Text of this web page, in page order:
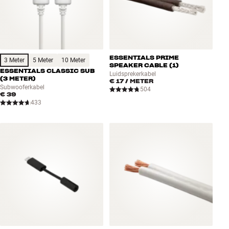
3 Meter 5 Meter 10 Meter
ESSENTIALS CLASSIC SUB
(3 METER)
Subwooferkabel
€ 39
433
ESSENTIALS PRIME
SPEAKER CABLE (1)
Luidsprekerkabel
€ 17/ METER
504